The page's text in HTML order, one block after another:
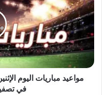
اليوم
الإثنين
8
سبتمبر
2025
قمة
عربية
في